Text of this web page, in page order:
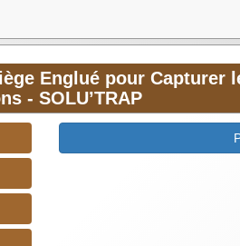
Englué pour Capturer
- SOLU’TRAP